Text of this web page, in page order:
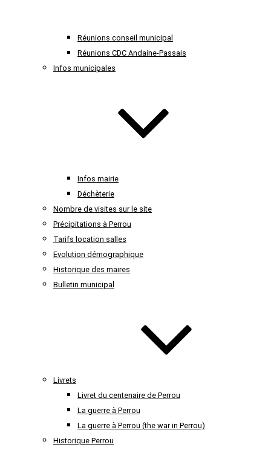
Réunions conseil municipal
Réunions CDC Andaine-Passais
Infos municipales
Infos mairie
Déchèterie
Nombre de visites sur le site
Précipitations à Perrou
Tarifs location salles
Evolution démographique
Historique des maires
Bulletin municipal
Livrets
Livret du centenaire de Perrou
La guerre à Perrou
La guerre à Perrou (the war in Perrou)
Historique Perrou